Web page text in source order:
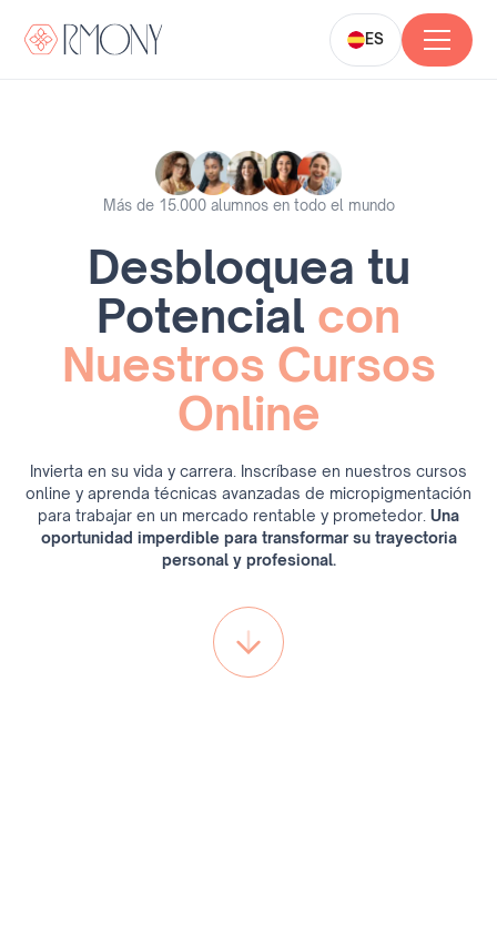
ES
Más de 15.000 alumnos en todo el mundo
Desbloquea tu
Potencial con
Nuestros Cursos
Online
Invierta en su vida y carrera. Inscríbase en nuestros cursos
online y aprenda técnicas avanzadas de micropigmentación
para trabajar en un mercado rentable y prometedor. Una
oportunidad imperdible para transformar su trayectoria
personal y profesional.